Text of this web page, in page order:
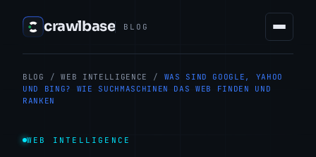
crawlbase BLOG
BLOG / WEB INTELLIGENCE /
WAS SIND GOOGLE, YAHOO
UND BING? WIE SUCHMASCHINEN DAS WEB FINDEN UND
RANKEN
WEB INTELLIGENCE